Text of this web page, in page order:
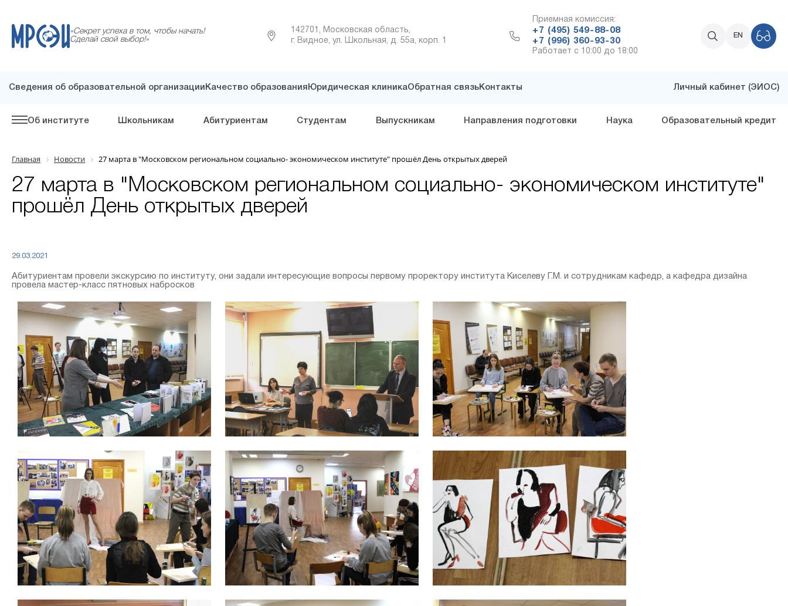
«Секрет успеха в том, чтобы начать!
Сделай свой выбор!»
142701, Московская область,
г. Видное, ул. Школьная, д. 55а, корп. 1
Приемная комиссия:
+7 (495) 549-88-08
+7 (996) 360-93-30
Работает с 10:00 до 18:00
EN
Сведения об образовательной организации Качество образования Юридическая клиникаОбратная связьКонтакты Личный кабинет (ЭИОС)
Об институте Школьникам Абитуриентам Студентам Выпускникам Направления подготовки Наука Образовательный кредит
Главная Новости 27 марта в "Московском региональном социально- экономическом институте" прошёл День открытых дверей
27 марта в "Московском региональном социально- экономическом институте"
прошёл День открытых дверей
29.03.2021
Абитуриентам провели экскурсию по институту, они задали интересующие вопросы первому проректору института Киселеву Г.М. и сотрудникам кафедр, а кафедра дизайна
провела мастер-класс пятновых набросков